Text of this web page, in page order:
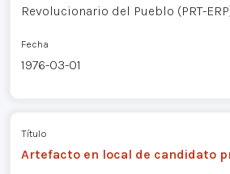
Revolucionario del Pueblo (PRT-
Fecha
1976-03-01
Título
Artefacto en local de candidato